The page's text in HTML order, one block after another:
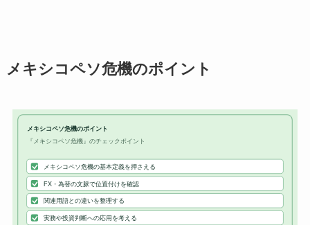
メキシコペソ危機のポイント
メキシコペソ危機のポイント
『メキシコペソ危機』のチェックポイント
メキシコペソ危機の基本定義を押さえる
FX・為替の文脈で位置付けを確認
関連用語との違いを整理する
実務や投資判断への応用を考える